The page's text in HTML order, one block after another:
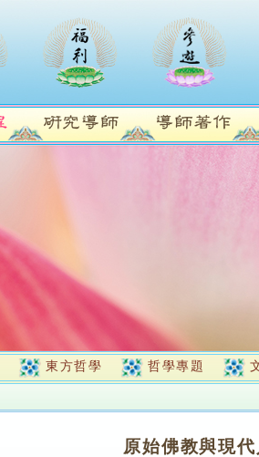
東方哲學 哲學專題
原始佛教與現